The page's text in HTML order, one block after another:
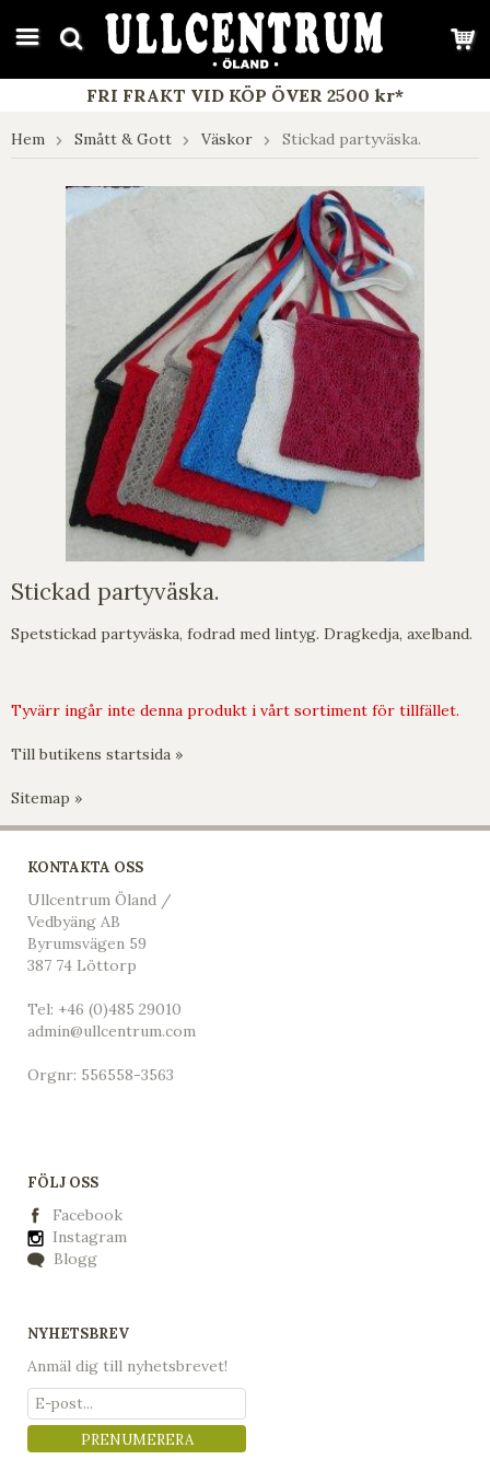
google-site-verification: google7e4b1026db5d9f32.html
FRI FRAKT VID KÖP ÖVER 2500 kr*
Hem Smått & Gott Väskor Stickad partyväska.
Stickad partyväska.
Spetstickad partyväska, fodrad med lintyg. Dragkedja, axelband.
Tyvärr ingår inte denna produkt i vårt sortiment för tillfället.
Till butikens startsida »
Sitemap »
KONTAKTA OSS
Ullcentrum Öland /
Vedbyäng AB
Byrumsvägen 59
387 74 Löttorp
Tel: +46 (0)485 29010
admin@ullcentrum.com
Orgnr: 556558-3563
FÖLJ OSS
Facebook
Instagram
Blogg
NYHETSBREV
Anmäl dig till nyhetsbrevet!
PRENUMERERA